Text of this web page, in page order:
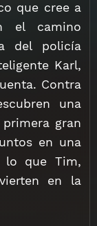
que cree a
el camino
del policía
Karl,
Contra
una
gran
en una
lo que Tim,
en la